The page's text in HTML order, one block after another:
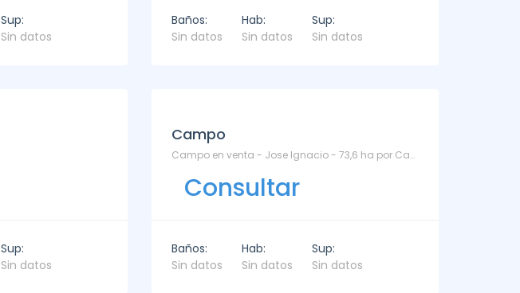
LAS CORONILLAS - CHACRA 13 - José Ignacio La Paz Santa Monica - Santa Mónica
Sup:
Sin datos
Baños:
Sin datos
Hab:
Sin datos
Sup:
Sin datos
Sup:
Sin datos
Campo
Campo en venta - Jose Ignacio - 73,6 ha por Camino al Anastasio. - José Ignacio
Consultar
Baños:
Sin datos
Hab:
Sin datos
Sup:
Sin datos